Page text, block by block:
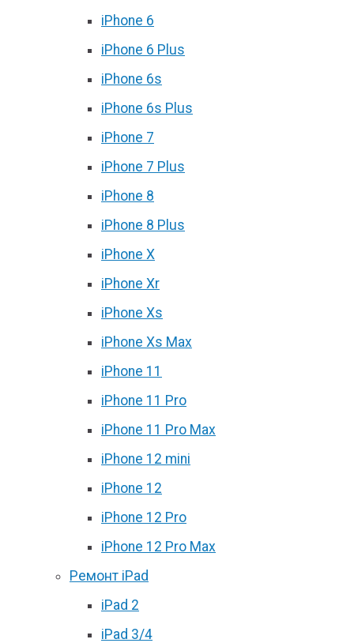
iPhone 6
iPhone 6 Plus
iPhone 6s
iPhone 6s Plus
iPhone 7
iPhone 7 Plus
iPhone 8
iPhone 8 Plus
iPhone X
iPhone Xr
iPhone Xs
iPhone Xs Max
iPhone 11
iPhone 11 Pro
iPhone 11 Pro Max
iPhone 12 mini
iPhone 12
iPhone 12 Pro
iPhone 12 Pro Max
Ремонт iPad
iPad 2
iPad 3/4